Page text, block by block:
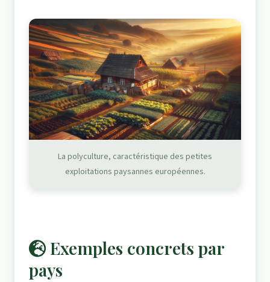
La polyculture, caractéristique des petites
exploitations paysannes européennes.
Exemples concrets par
pays